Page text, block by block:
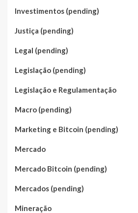
Investimentos (pending)
Justiça (pending)
Legal (pending)
Legislação (pending)
Legislação e Regulamentação
Macro (pending)
Marketing e Bitcoin (pending)
Mercado
Mercado Bitcoin (pending)
Mercados (pending)
Mineração